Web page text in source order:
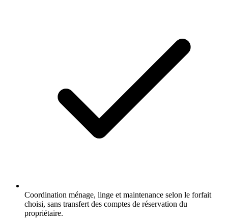
Coordination ménage, linge et maintenance selon le forfait
choisi, sans transfert des comptes de réservation du
propriétaire.